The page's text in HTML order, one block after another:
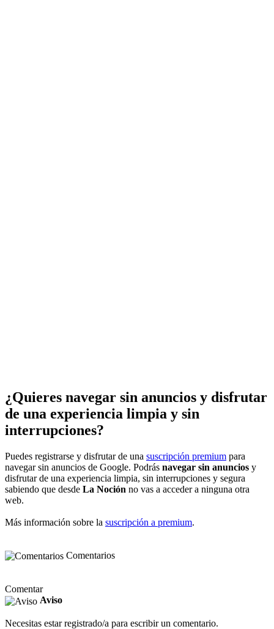
¿Quieres navegar sin anuncios y disfrutar
de una experiencia limpia y sin
interrupciones?
Puedes registrarse y disfrutar de una suscripción premium para
navegar sin anuncios de Google. Podrás navegar sin anuncios y
disfrutar de una experiencia limpia, sin interrupciones y segura
sabiendo que desde La Noción no vas a acceder a ninguna otra
web.
Más información sobre la suscripción a premium.
Comentarios
Comentar
Aviso
Necesitas estar registrado/a para escribir un comentario.